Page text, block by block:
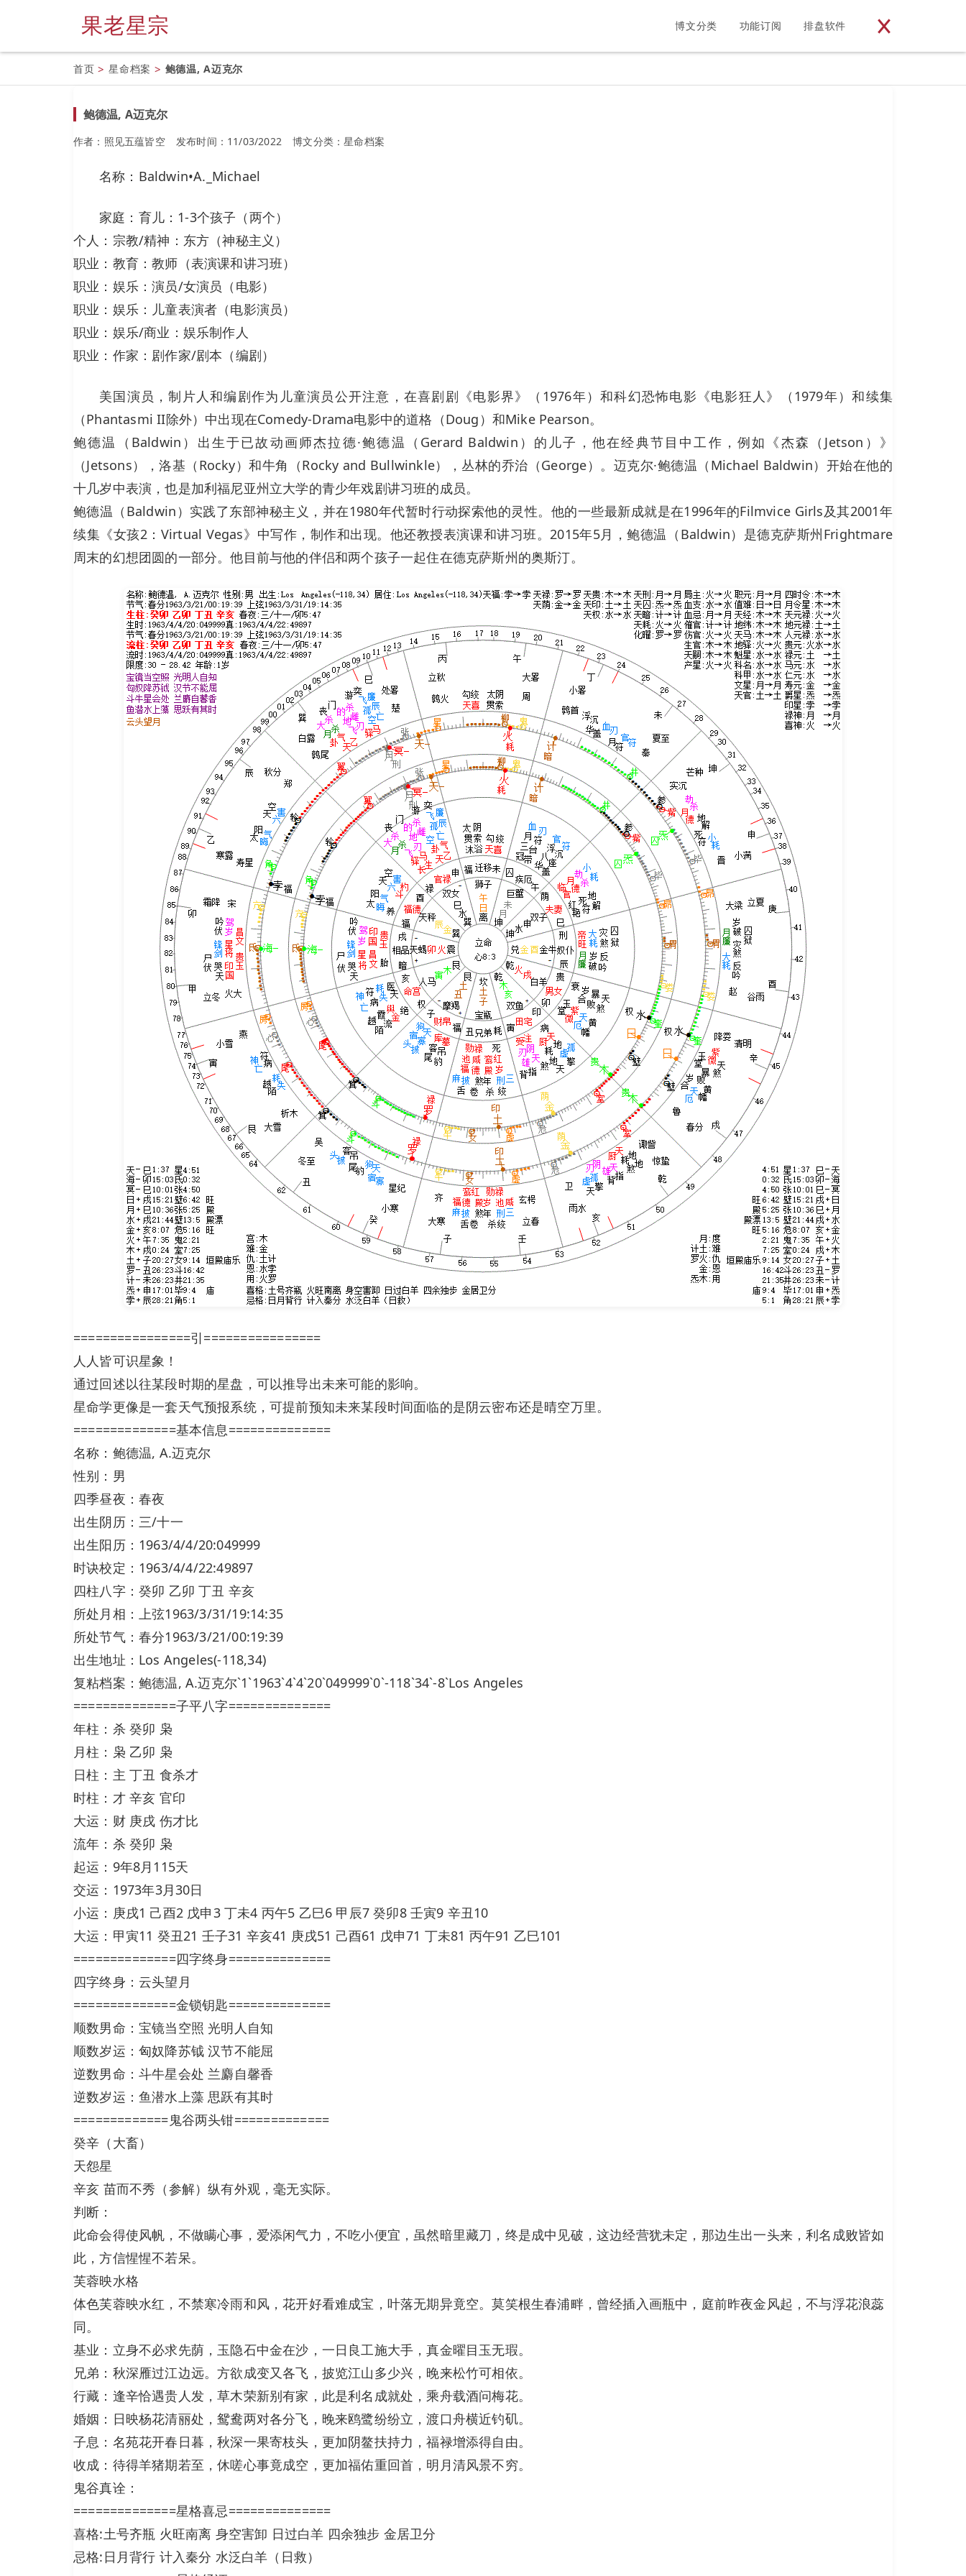
果老星宗 博文分类 功能订阅 排盘软件
首页 > 星命档案 > 鲍德温, A迈克尔
鲍德温, A迈克尔
作者：照见五蕴皆空 发布时间：11/03/2022 博文分类：星命档案
名称：Baldwin•A._Michael
家庭：育儿：1-3个孩子（两个）
个人：宗教/精神：东方（神秘主义）
职业：教育：教师（表演课和讲习班）
职业：娱乐：演员/女演员（电影）
职业：娱乐：儿童表演者（电影演员）
职业：娱乐/商业：娱乐制作人
职业：作家：剧作家/剧本（编剧）
美国演员，制片人和编剧作为儿童演员公开注意，在喜剧剧《电影界》（1976年）和科幻恐怖电影《电影狂人》（1979年）和续集
（Phantasmi II除外）中出现在Comedy-Drama电影中的道格（Doug）和Mike Pearson。
鲍德温（Baldwin）出生于已故动画师杰拉德·鲍德温（Gerard Baldwin）的儿子，他在经典节目中工作，例如《杰森（Jetson）》
（Jetsons），洛基（Rocky）和牛角（Rocky and Bullwinkle），丛林的乔治（George）。迈克尔·鲍德温（Michael Baldwin）开始在他的
十几岁中表演，也是加利福尼亚州立大学的青少年戏剧讲习班的成员。
鲍德温（Baldwin）实践了东部神秘主义，并在1980年代暂时行动探索他的灵性。他的一些最新成就是在1996年的Filmvice Girls及其2001年
续集《女孩2：Virtual Vegas》中写作，制作和出现。他还教授表演课和讲习班。2015年5月，鲍德温（Baldwin）是德克萨斯州Frightmare
周末的幻想团圆的一部分。他目前与他的伴侣和两个孩子一起住在德克萨斯州的奥斯汀。
================引================
人人皆可识星象！
通过回述以往某段时期的星盘，可以推导出未来可能的影响。
星命学更像是一套天气预报系统，可提前预知未来某段时间面临的是阴云密布还是晴空万里。
==============基本信息==============
名称：鲍德温, A.迈克尔
性别：男
四季昼夜：春夜
出生阴历：三/十一
出生阳历：1963/4/4/20:049999
时诀校定：1963/4/4/22:49897
四柱八字：癸卯 乙卯 丁丑 辛亥
所处月相：上弦1963/3/31/19:14:35
所处节气：春分1963/3/21/00:19:39
出生地址：Los Angeles(-118,34)
复粘档案：鲍德温, A.迈克尔`1`1963`4`4`20`049999`0`-118`34`-8`Los Angeles
==============子平八字==============
年柱：杀 癸卯 枭
月柱：枭 乙卯 枭
日柱：主 丁丑 食杀才
时柱：才 辛亥 官印
大运：财 庚戌 伤才比
流年：杀 癸卯 枭
起运：9年8月115天
交运：1973年3月30日
小运：庚戌1 己酉2 戊申3 丁未4 丙午5 乙巳6 甲辰7 癸卯8 壬寅9 辛丑10
大运：甲寅11 癸丑21 壬子31 辛亥41 庚戌51 己酉61 戊申71 丁未81 丙午91 乙巳101
==============四字终身==============
四字终身：云头望月
==============金锁钥匙==============
顺数男命：宝镜当空照 光明人自知
顺数岁运：匈奴降苏钺 汉节不能屈
逆数男命：斗牛星会处 兰麝自馨香
逆数岁运：鱼潜水上藻 思跃有其时
=============鬼谷两头钳=============
癸辛（大畜）
天怨星
辛亥 苗而不秀（参解）纵有外观，毫无实际。
判断：
此命会得使风帆，不做瞒心事，爱添闲气力，不吃小便宜，虽然暗里藏刀，终是成中见破，这边经营犹未定，那边生出一头来，利名成败皆如
此，方信惺惺不若呆。
芙蓉映水格
体色芙蓉映水红，不禁寒冷雨和风，花开好看难成宝，叶落无期异竟空。莫笑根生春浦畔，曾经插入画瓶中，庭前昨夜金风起，不与浮花浪蕊
同。
基业：立身不必求先荫，玉隐石中金在沙，一日良工施大手，真金曜目玉无瑕。
兄弟：秋深雁过江边远。方欲成变又各飞，披览江山多少兴，晚来松竹可相依。
行藏：逢辛恰遇贵人发，草木荣新别有家，此是利名成就处，乘舟载酒问梅花。
婚姻：日映杨花清丽处，鸳鸯两对各分飞，晚来鸥鹭纷纷立，渡口舟横近钓矶。
子息：名苑花开春日暮，秋深一果寄枝头，更加阴鳌扶持力，福禄增添得自由。
收成：待得羊猪期若至，休嗟心事竟成空，更加福佑重回首，明月清风景不穷。
鬼谷真诠：
==============星格喜忌==============
喜格:土号齐瓶 火旺南离 身空害卸 日过白羊 四余独步 金居卫分
忌格:日月背行 计入秦分 水泛白羊（日救）